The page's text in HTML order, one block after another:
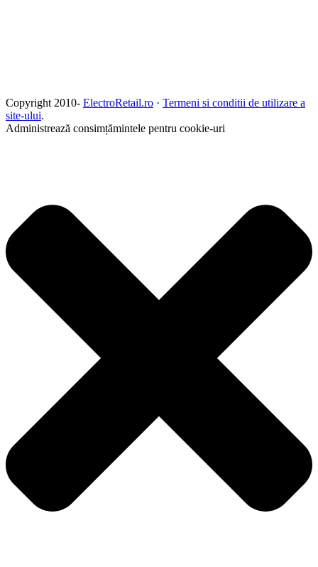
Copyright 2010- ElectroRetail.ro · Termeni si conditii de utilizare a
site-ului.
Administrează consimțămintele pentru cookie-uri